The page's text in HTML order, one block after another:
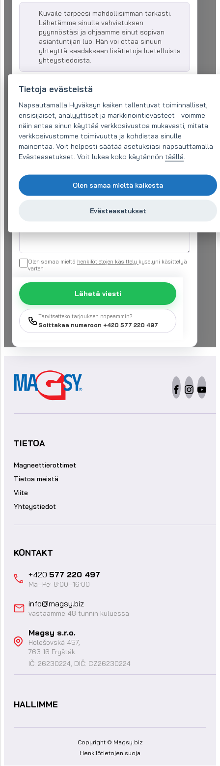
Tietoja evästeistä
Napsautamalla Hyväksyn kaiken tallentuvat toiminnalliset,
ensisijaiset, analyyttiset ja markkinointievästeet - voimme
näin antaa sinun käyttää verkkosivustoa mukavasti, mitata
verkkosivustomme toimivuutta ja kohdistaa sinulle
mainontaa. Voit helposti säätää asetuksiasi napsauttamalla
Evästeasetukset. Voit lukea koko käytännöntäällä
Olen samaa mieltä kaikesta
Evästeasetukset
Kuvaile tarpeesi mahdollisimman tarkasti.
Lähetämme sinulle vahvistuksen
pyynnöstäsi ja ohjaamme sinut sopivan
asiantuntijan luo. Hän voi ottaa sinuun
yhteyttä saadakseen lisätietoja luetelluista
yhteystiedoista.
Sähköposti (vaaditaan)*
Puhelin:
Tiedustelusi
Olen samaa mieltä henkilötietojen käsittely kyselyni käsittelyä
varten
Lähetä viesti
Tarvitsetteko tarjouksen nopeammin?
Soittakaa numeroon +420 577 220 497
TIETOA
Magneettierottimet
Tietoa meistä
Viite
Yhteystiedot
KONTAKT
+420 577 220 497
Ma–Pe: 8:00–16:00
info@magsy.biz
vastaamme 48 tunnin kuluessa
Magsy s.r.o.
Holešovská 457,
763 16 Fryšták
IČ: 26230224, DIČ: CZ26230224
HALLIMME
Copyright © Magsy.biz
Henkilötietojen suoja